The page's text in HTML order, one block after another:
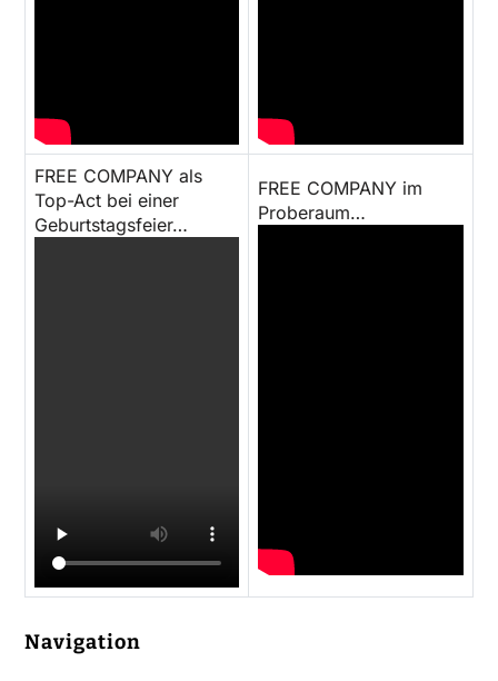
FREE COMPANY als
Top-Act bei einer
Geburtstagsfeier…
FREE COMPANY im
Proberaum…
Navigation